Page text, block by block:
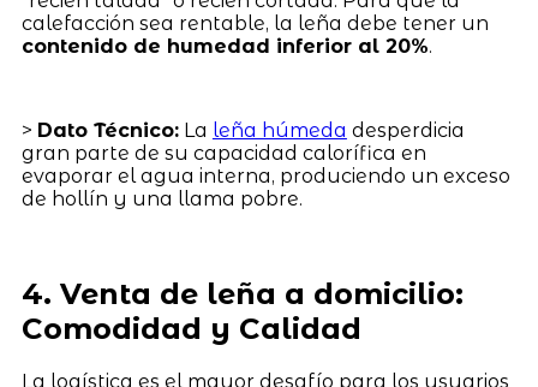
calefacción sea rentable, la leña debe tener un
contenido de humedad inferior al 20%.
> Dato Técnico:La leña húmeda desperdicia
gran parte de su capacidad calorífica en
evaporar el agua interna, produciendo un exceso
de hollín y una llama pobre.
4. Venta de leña a domicilio:
Comodidad y Calidad
La logística es el mayor desafío para los usuarios